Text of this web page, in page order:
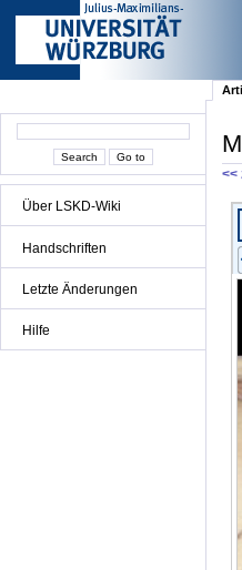
Über LSKD-Wiki
Handschriften
Letzte Änderungen
Hilfe
<<